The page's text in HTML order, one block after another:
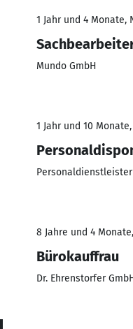
1 Jahr und 4 Monate,
Mundo GmbH
1 Jahr und 10
Personaldienstleister
8 Jahre und 4
Bürokauffrau
Dr. Ehrenstorfer